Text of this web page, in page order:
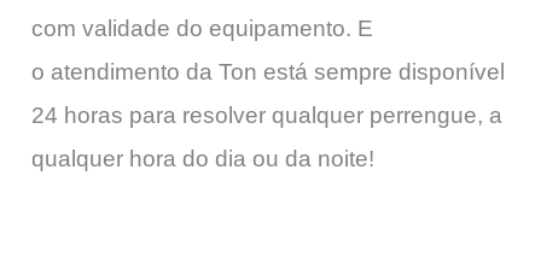
com validade do equipamento. E
o atendimento da Ton está sempre disponível
24 horas para resolver qualquer perrengue, a
qualquer hora do dia ou da noite!